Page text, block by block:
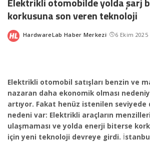
korkusuna son veren teknoloji
Posted
HardwareLab Haber Merkezi 6 Ekim 2025
Elektrikli otomobil satışları benzin ve
nazaran daha ekonomik olması
artıyor. Fakat henüz istenilen seviyede
nedeni var: Elektrikli araçların
ulaşmaması ve yolda enerji biterse
için yeni teknoloji devreye girdi. İ